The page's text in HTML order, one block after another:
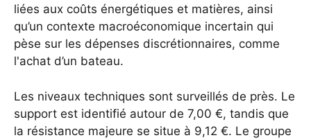
liées aux coûts énergétiques et matières, ainsi
qu’un contexte macroéconomique incertain qui
pèse sur les dépenses discrétionnaires, comme
l'achat d’un bateau.
Les niveaux techniques sont surveillés de près. Le
support est identifié autour de 7,00 €, tandis que
la résistance majeure se situe à 9,12 €. Le groupe